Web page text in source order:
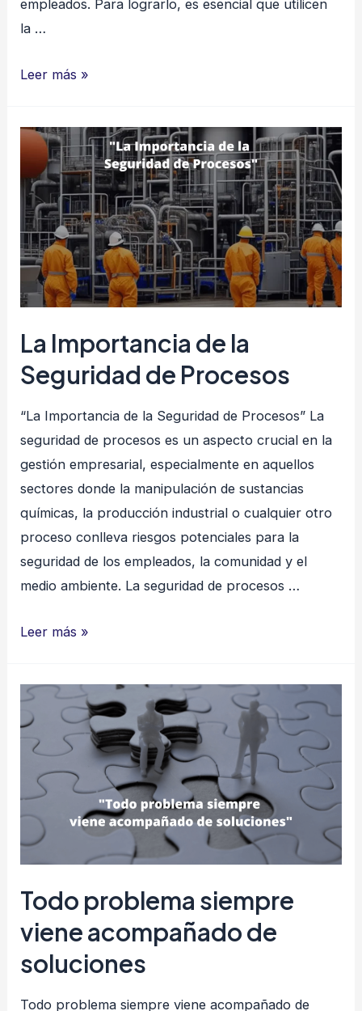
empleados. Para lograrlo, es esencial que utilicen
la …
La
es
crucial
para
los
líderes
de
alto
Leer más »
La Importancia de la
Seguridad de Procesos
“La Importancia de la Seguridad de Procesos” La
seguridad de procesos es un aspecto crucial en la
gestión empresarial, especialmente en aquellos
sectores donde la manipulación de sustancias
químicas, la producción industrial o cualquier otro
proceso conlleva riesgos potenciales para la
seguridad de los empleados, la comunidad y el
medio ambiente. La seguridad de procesos …
La
la
Seguridad
de
Procesos
Leer más »
Todo problema siempre
viene acompañado de
soluciones
Todo problema siempre viene acompañado de